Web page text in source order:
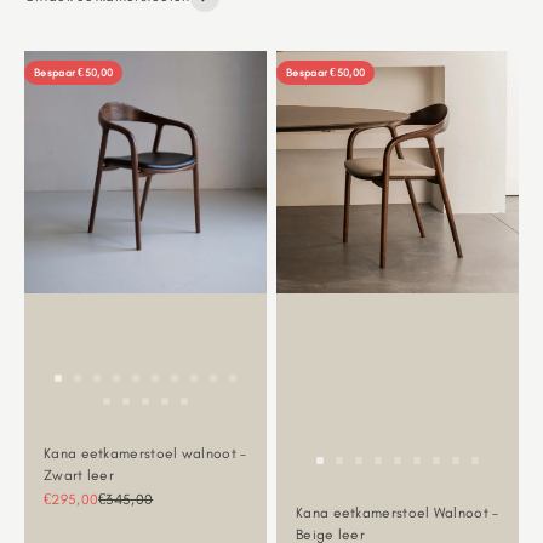
Bespaar €50,00
Kana eetkamerstoel walnoot -
Zwart leer
Aanbiedingsprijs
€295,00Normale prijs
€345,00
Bespaar €50,00
Kana eetkamerstoel Walnoot -
Beige leer